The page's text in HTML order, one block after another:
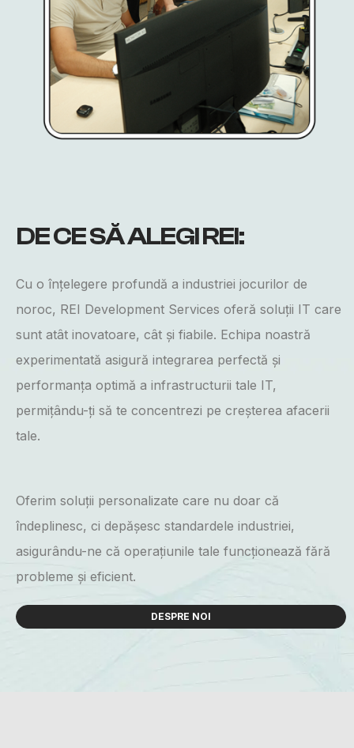
DE CESĂ ALEGIREI:
Cu o înțelegere profundă a industriei jocurilor de
noroc, REI Development Services oferă soluții IT care
sunt atât inovatoare, cât și fiabile. Echipa noastră
experimentată asigură integrarea perfectă și
performanța optimă a infrastructurii tale IT,
permițându-ți să te concentrezi pe creșterea afacerii
tale.
Oferim soluții personalizate care nu doar că
îndeplinesc, ci depășesc standardele industriei,
asigurându-ne că operațiunile tale funcționează fără
probleme și eficient.
DESPRE NOI